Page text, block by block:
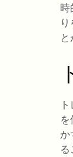
時
と
か